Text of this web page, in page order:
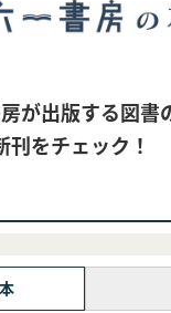
が出版する図書
刊をチェック！